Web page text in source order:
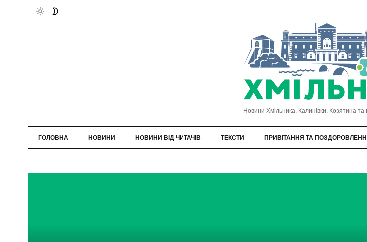
Новини Хмільника, Калинівки, Козятина та
ГОЛОВНА НОВИНИ НОВИНИ ВІД ЧИТАЧІВ ТЕКСТИ ПРИВІТАННЯ ТА